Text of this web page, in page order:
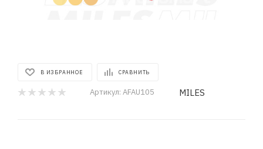
В ИЗБРАННОЕ СРАВНИТЬ
Артикул: AFAU105 MILES